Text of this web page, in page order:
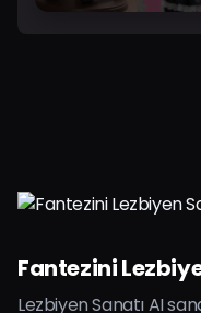
Fantezini
Lezbiyen Sanatı AI